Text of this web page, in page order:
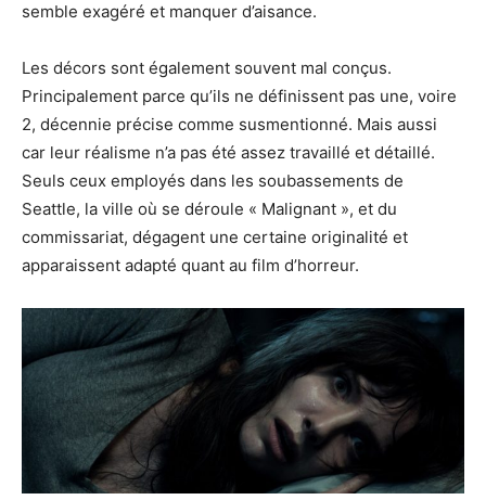
semble exagéré et manquer d’aisance.
Les décors sont également souvent mal conçus.
Principalement parce qu’ils ne définissent pas une, voire
2, décennie précise comme susmentionné. Mais aussi
car leur réalisme n’a pas été assez travaillé et détaillé.
Seuls ceux employés dans les soubassements de
Seattle, la ville où se déroule « Malignant », et du
commissariat, dégagent une certaine originalité et
apparaissent adapté quant au film d’horreur.